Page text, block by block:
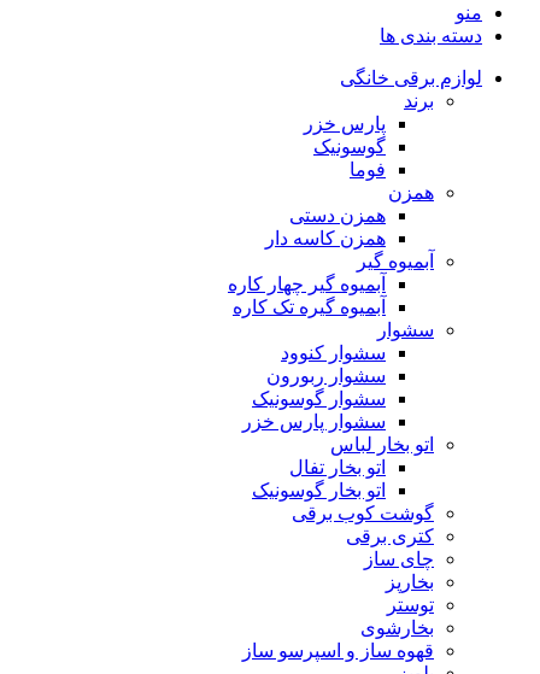
منو
دسته بندی ها
لوازم برقی خانگی
برند
پارس خزر
گوسونیک
فوما
همزن
همزن دستی
همزن کاسه دار
آبمیوه گیر
آبمیوه گیر چهار کاره
آبمیوه گیره تک کاره
سشوار
سشوار کنوود
سشوار ربورون
سشوار گوسونیک
سشوار پارس خزر
اتو بخار لباس
اتو بخار تفال
اتو بخار گوسونیک
گوشت کوب برقی
کتری برقی
چای ساز
بخارپز
توستر
بخارشوی
قهوه ساز و اسپرسو ساز